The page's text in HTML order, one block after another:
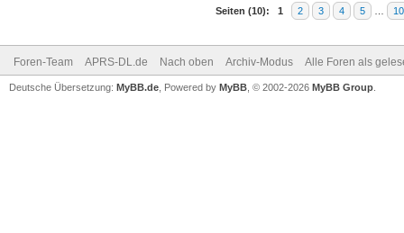
Seiten (10): 1 2 3 4 5 10
Foren-Team APRS-DL.de Nach oben Archiv-Modus Alle Foren als
Deutsche Übersetzung: MyBB.de , Powered by MyBB , © 2002-2026 MyBB Group